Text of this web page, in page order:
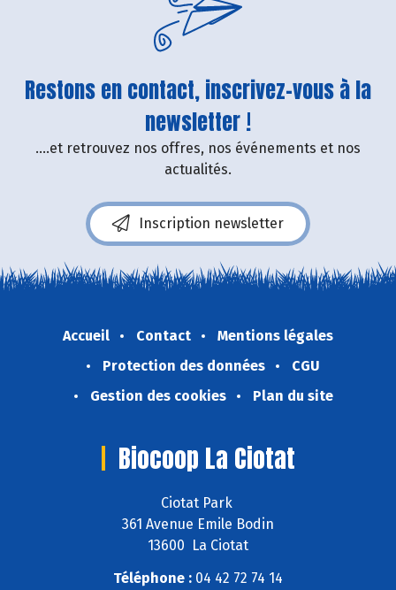
Restons en contact, inscrivez-vous à la
newsletter !
....et retrouvez nos offres, nos événements et nos
actualités.
Inscription newsletter
Accueil Contact
Mentions légales
Protection des données
CGU
Gestion des cookies
Plan du site
Biocoop La Ciotat
Ciotat Park
361 Avenue Emile Bodin
13600 La Ciotat
Téléphone : 04 42 72 74 14